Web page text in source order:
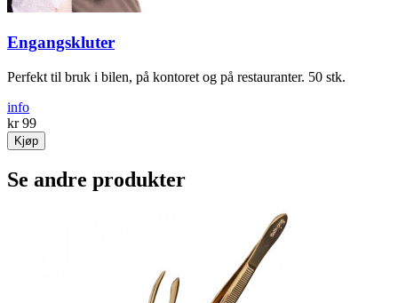
Engangskluter
Perfekt til bruk i bilen, på kontoret og på restauranter. 50 stk.
info
kr 99
Kjøp
Se andre produkter